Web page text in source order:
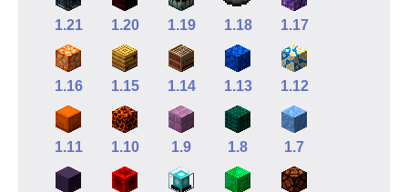
1.21 1.20 1.19 1.18 1.17
1.16 1.15 1.14 1.13 1.12
1.11 1.10 1.9 1.8 1.7